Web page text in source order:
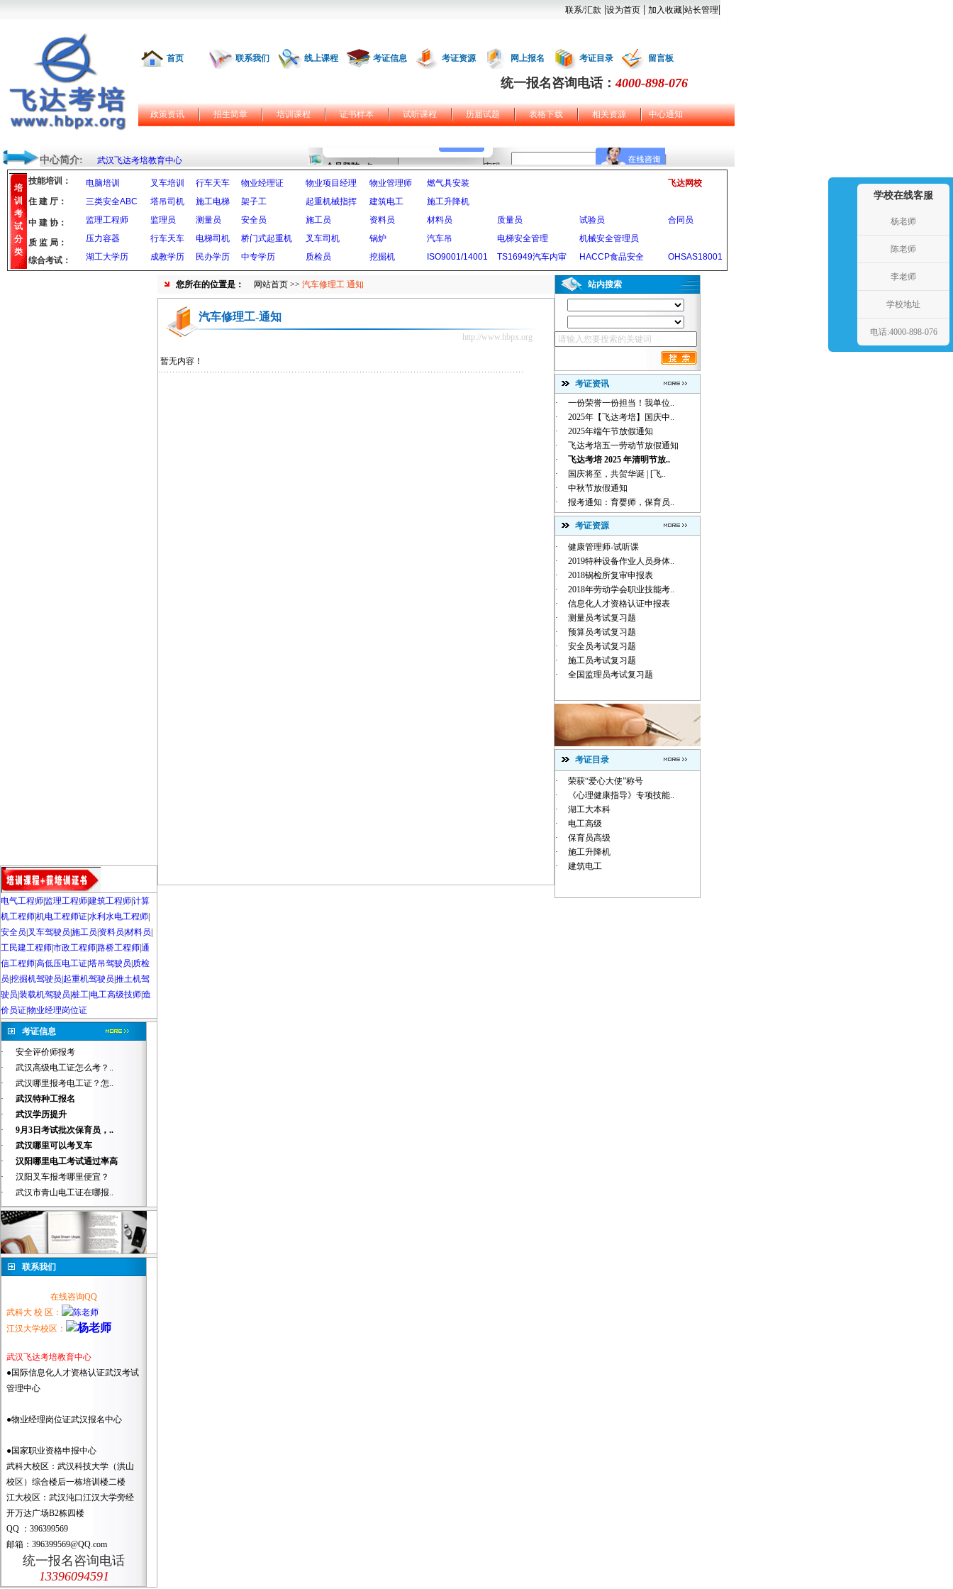
联系/汇款 |设为首页 | 加入收藏|站长管理|
首页 联系我们 线上课程 考证信息 考证资源 网上报名 考证目录 留言板
统一报名咨询电话：4000-898-076
政策资讯 招生简章 培训课程 证书样本 试听课程 历届试题 表格下载 相关资源 中心通知
中心简介: 武汉飞达考培教育中心
培
训
考
试
分
类
技能培训： 电脑培训 叉车培训 行车天车 物业经理证 物业项目经理 物业管理师 燃气具安装
飞达网校
三类安全ABC
塔吊司机 施工电梯 架子工 起重机械指挥 建筑电工
施工升降机
监理工程师
监理员 测量员 安全员 施工员 资料员 材料员 质量员 试验员
合同员
压力容器
行车天车 电梯司机 桥门式起重机 叉车司机 锅炉 汽车吊 电梯安全管理
机械安全管理员
湖工大学历
成教学历 民办学历 中专学历 质检员 挖掘机 ISO9001/14001 TS16949汽车内审 HACCP食品安全 OHSAS18001
住 建 厅：
中 建 协：
质 监 局：
综合考试：
电气工程师 监理工程师建筑工程师计算
机工程师机电工程师证水利水电工程师
安全员 叉车驾驶员 施工员 资料员 材料员
工民建工程师市政工程师路桥工程师通
信工程师高低压电工证塔吊驾驶员 质检
员 挖掘机驾驶员|起重机驾驶员 推土机驾
驶员 装载机驾驶员 桩工电工高级技师造
价员证物业经理岗位证
考证信息
·
安全评价师报考
·
武汉高级电工证怎么考？..
·
武汉哪里报考电工证？怎..
·
武汉特种工报名
·
武汉学历提升
·
9月3日考试批次保育员，..
·
武汉哪里可以考叉车
·
汉阳哪里电工考试通过率高
·
汉阳叉车报考哪里便宜？
·
武汉市青山电工证在哪报..
联系我们
在线咨询QQ
武科大 校 区：
江汉大学校区：
武汉飞达考培教育中心
●国际信息化人才资格认证武汉考试
管理中心
●物业经理岗位证武汉报名中心
●国家职业资格申报中心
武科大校区：武汉科技大学（洪山
校区）综合楼后一栋培训楼二楼
江大校区：武汉沌口江汉大学旁经
开万达广场B2栋四楼
QQ ：396399569
邮箱：396399569@QQ.com
统一报名咨询电话
13396094591
您所在的位置是： 网站首页 >> 汽车修理工 通知
汽车修理工-通知
http://www.hbpx.org
暂无内容！
站内搜索
考证资讯
·
一份荣誉一份担当！我单位..
·
2025年【飞达考培】国庆中..
·
2025年端午节放假通知
·
飞达考培五一劳动节放假通知
·
飞达考培 2025 年清明节放..
·
国庆将至，共贺华诞 | [飞..
·
中秋节放假通知
·
报考通知：育婴师，保育员..
考证资源
·
健康管理师-试听课
·
2019特种设备作业人员身体..
·
2018锅检所复审申报表
·
2018年劳动学会职业技能考..
·
信息化人才资格认证申报表
·
测量员考试复习题
·
预算员考试复习题
·
安全员考试复习题
·
施工员考试复习题
·
全国监理员考试复习题
考证目录
·
荣获“爱心大使”称号
·
《心理健康指导》专项技能..
·
湖工大本科
·
电工高级
·
保育员高级
·
施工升降机
·
建筑电工
学校在线客服
杨老师
陈老师
李老师
学校地址
电话:4000-898-076